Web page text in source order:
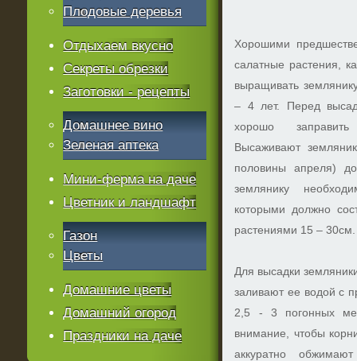
Хорошими
салатные растения,
выращивать
– 4 лет. Перед
хорошо
Высаживают
половины апреля)
землянику
которыми должно
растениями 15 – 30см.
Для высадки
заливают ее водой с
2,5 - 3 погонных
внимание, чтобы
аккуратно
Плодовые деревья
Отдыхаем вкусно
Секреты обрезки
Заготовки - рецепты
Домашнее вино
Зеленая аптека
Мини-ферма на даче
Цветник и ландшафт
Газон
Цветы
Домашние цветы
Домашний огород
Праздники на даче